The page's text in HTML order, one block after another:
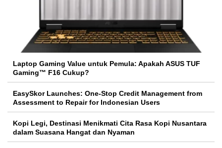
Laptop Gaming Value untuk Pemula: Apakah ASUS TUF
Gaming™ F16 Cukup?
EasySkor Launches: One-Stop Credit Management from
Assessment to Repair for Indonesian Users
Kopi Legi, Destinasi Menikmati Cita Rasa Kopi Nusantara
dalam Suasana Hangat dan Nyaman